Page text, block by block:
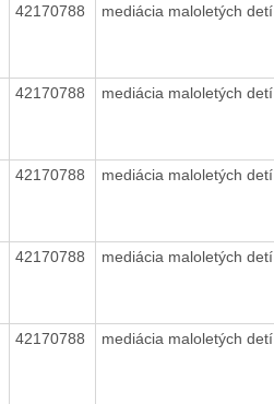
42170788 mediácia maloletých detí
42170788 mediácia maloletých detí
42170788 mediácia maloletých detí
42170788 mediácia maloletých detí
42170788 mediácia maloletých detí